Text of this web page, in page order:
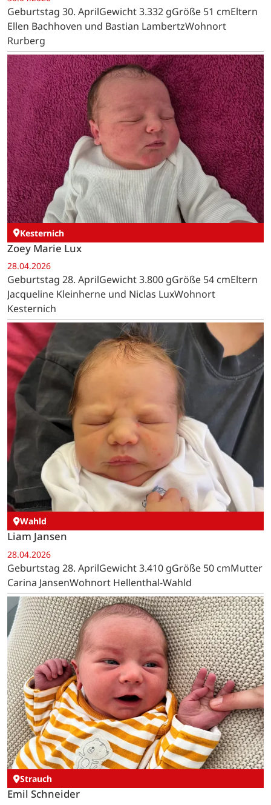
Geburtstag 30. AprilGewicht 3.332 gGröße 51 cmEltern
Ellen Bachhoven und Bastian LambertzWohnort
Rurberg
Kesternich
Zoey Marie Lux
28.04.2026
Geburtstag 28. AprilGewicht 3.800 gGröße 54 cmEltern
Jacqueline Kleinherne und Niclas LuxWohnort
Kesternich
Wahld
Liam Jansen
28.04.2026
Geburtstag 28. AprilGewicht 3.410 gGröße 50 cmMutter
Carina JansenWohnort Hellenthal-Wahld
Strauch
Emil Schneider